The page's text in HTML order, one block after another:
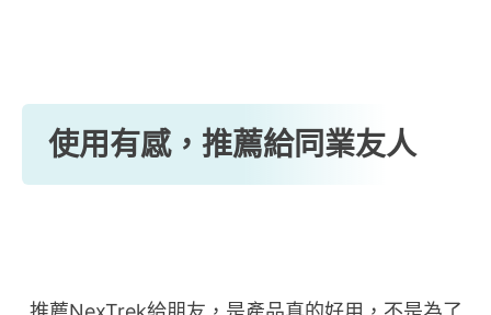
使用有感，推薦給同業友人